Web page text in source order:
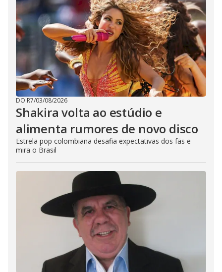
DO R7/03/08/2026
Shakira volta ao estúdio e
alimenta rumores de novo disco
Estrela pop colombiana desafia expectativas dos fãs e
mira o Brasil